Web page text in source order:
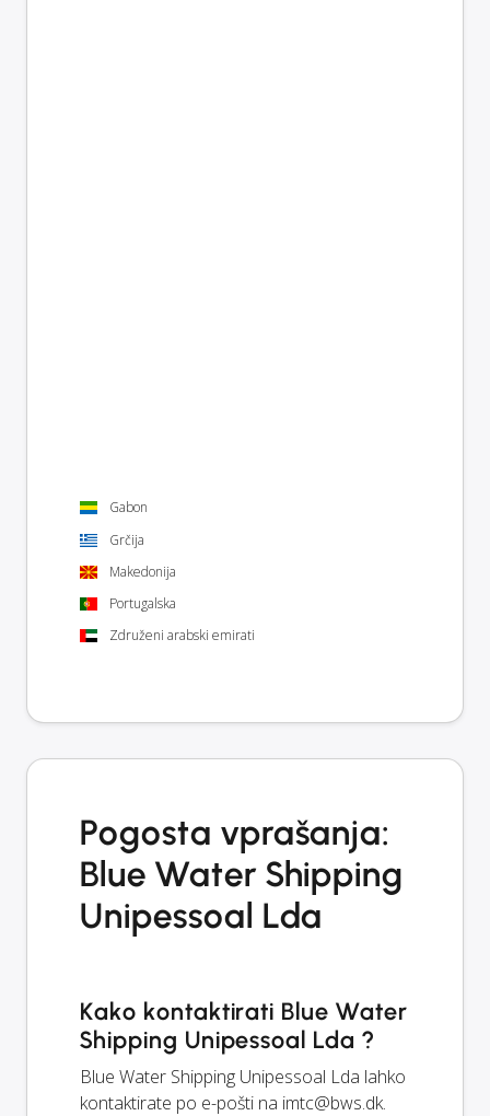
Gabon
Grčija
Makedonija
Portugalska
Združeni arabski emirati
Pogosta vprašanja:
Blue Water Shipping
Unipessoal Lda
Kako kontaktirati Blue Water
Shipping Unipessoal Lda ?
Blue Water Shipping Unipessoal Lda lahko
kontaktirate po e-pošti na imtc@bws.dk.